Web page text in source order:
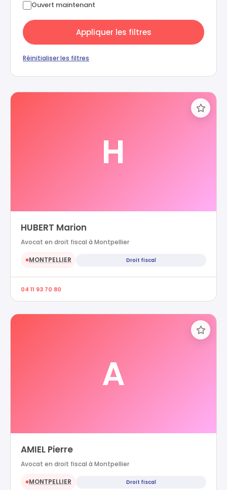
Ouvert maintenant
Appliquer les filtres
Réinitialiser les filtres
H
HUBERT Marion
Avocat en droit fiscal à Montpellier
●MONTPELLIER Droit fiscal
04 11 93 70 80
A
AMIEL Pierre
Avocat en droit fiscal à Montpellier
●MONTPELLIER Droit fiscal